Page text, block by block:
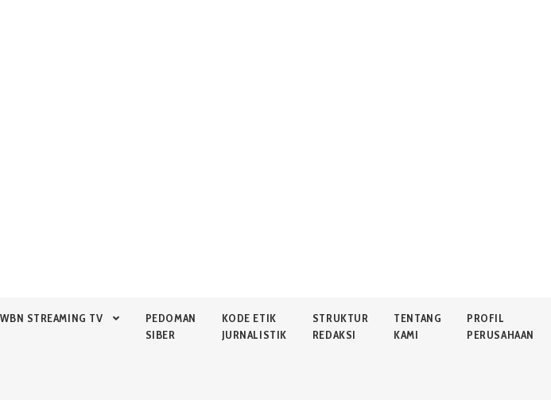
WBN STREAMING TV
PEDOMAN
SIBER
KODE ETIK
JURNALISTIK
STRUKTUR
REDAKSI
TENTANG
KAMI
PROFIL
PERUSAHAAN